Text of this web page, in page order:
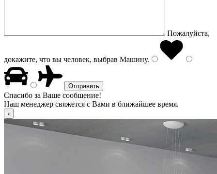
Пожалуйста,
докажите, что вы человек, выбрав Машину.
Спасибо за Ваше сообщение!
Наш менеджер свяжется с Вами в ближайшее время.